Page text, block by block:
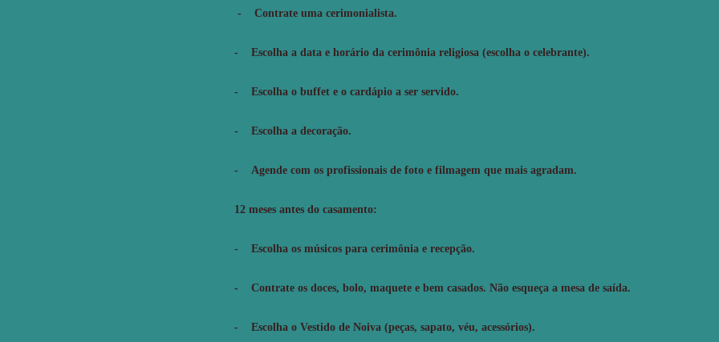
- Contrate uma cerimonialista.
- Escolha a data e horário da cerimônia religiosa (escolha o celebrante).
- Escolha o buffet e o cardápio a ser servido.
- Escolha a decoração.
- Agende com os profissionais de foto e filmagem que mais agradam.
12 meses antes do casamento:
- Escolha os músicos para cerimônia e recepção.
- Contrate os doces, bolo, maquete e bem casados. Não esqueça a mesa de saída.
- Escolha o Vestido de Noiva (peças, sapato, véu, acessórios).